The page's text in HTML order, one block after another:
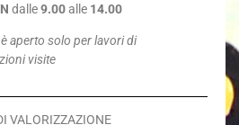
dalle9.00alle 14.00
aperto solo per lavori di
visite
VALORIZZAZIONE